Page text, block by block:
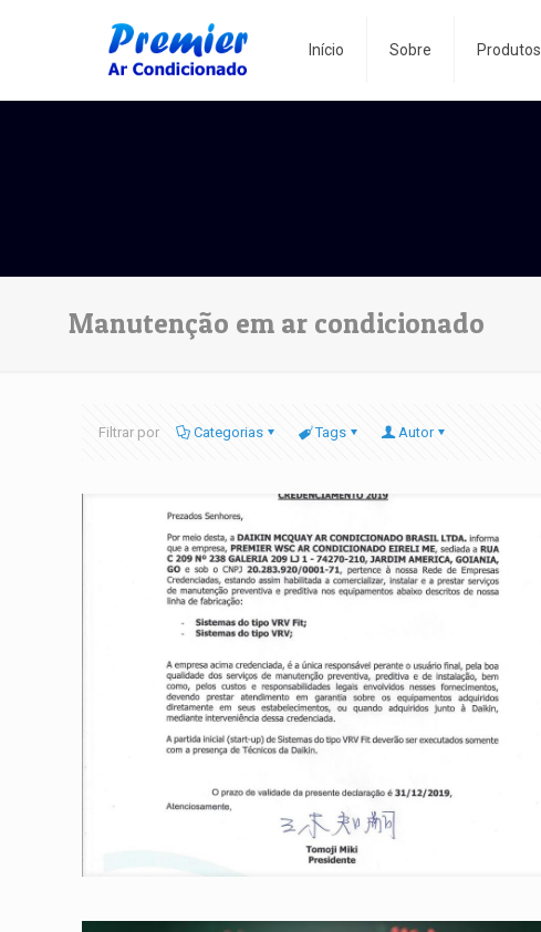
Início Sobre Produtos
Manutenção em ar condicionado
Filtrar por Categorias Tags Autor